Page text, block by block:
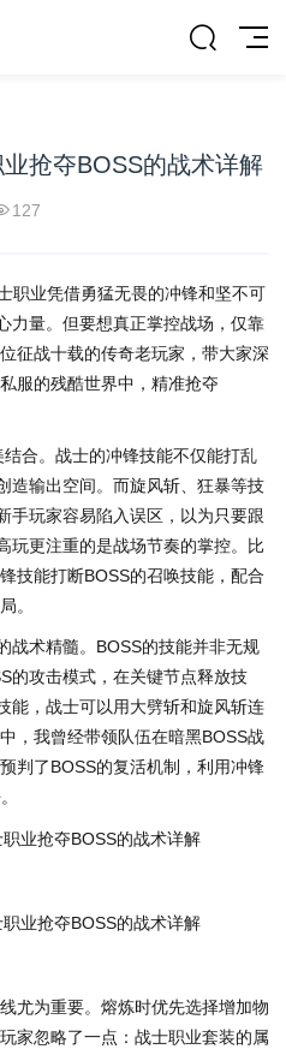
抢夺BOSS的战术详解
127
职业凭借勇猛无畏的冲锋和坚不可
力量。但要想真正掌控战场，仅靠
征战十载的传奇老玩家，带大家深
服的残酷世界中，精准抢夺
合。战士的冲锋技能不仅能打乱
造输出空间。而旋风斩、狂暴等技
手玩家容易陷入误区，以为只要跟
玩更注重的是战场节奏的掌控。比
技能打断BOSS的召唤技能，配合
。
战术精髓。BOSS的技能并非无规
的攻击模式，在关键节点释放技
能，战士可以用大劈斩和旋风斩连
，我曾经带领队伍在暗黑BOSS战
判了BOSS的复活机制，利用冲锋
尤为重要。熔炼时优先选择增加物
家忽略了一点：战士职业套装的属